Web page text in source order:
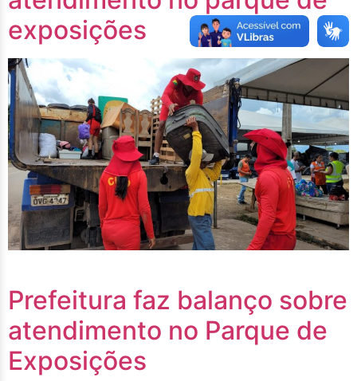
exposições
Prefeitura faz balanço sobre
atendimento no Parque de
Exposições